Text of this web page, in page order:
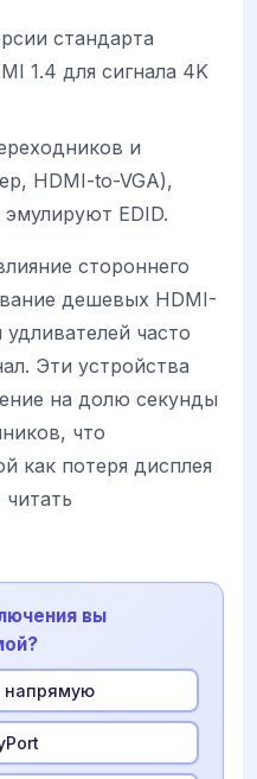
стандарта
1.4 для сигнала 4K
и
HDMI-to-VGA),
EDID.
стороннего
дешевых HDMI-
часто
Эти устройства
на долю секунды
что
как потеря дисплея
вы
напрямую